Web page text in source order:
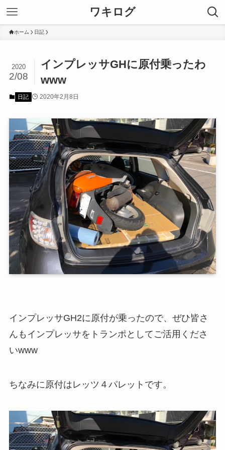
ワキログ
ホーム 日記
インプレッサGHに原付乗ったわ
www
2020
2/08
日記 2020年2月8日
インプレッサGH2に原付が乗ったので、ぜひ皆さ
んもインプレッサをトランポとしてご活用くださ
いwww
ちなみに原付はレッツ４パレットです。